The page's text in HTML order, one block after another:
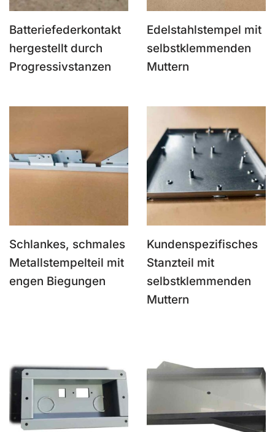
Batteriefederkontakt
hergestellt durch
Progressivstanzen
Edelstahlstempel mit
selbstklemmenden
Muttern
Schlankes, schmales
Metallstempelteil mit
engen Biegungen
Kundenspezifisches
Stanzteil mit
selbstklemmenden
Muttern